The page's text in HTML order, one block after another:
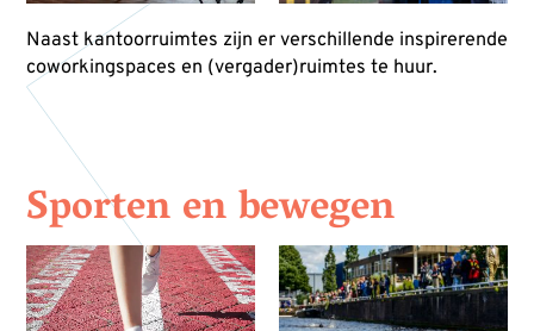
Naast kantoorruimtes zijn er verschillende inspirerende
coworkingspaces en (vergader)ruimtes te huur.
Sporten en bewegen